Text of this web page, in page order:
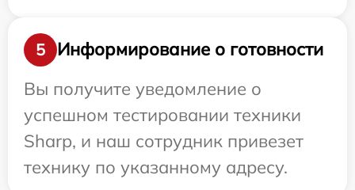
5
Информирование о готовности
Вы получите уведомление о
успешном тестировании техники
Sharp, и наш сотрудник привезет
технику по указанному адресу.